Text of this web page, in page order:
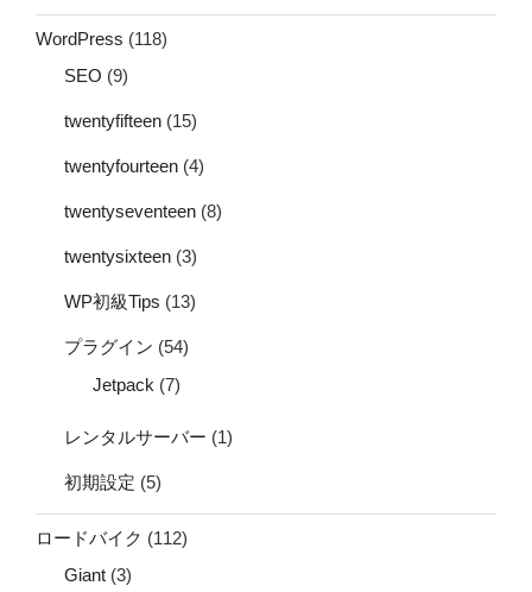
WordPress (118)
SEO (9)
twentyfifteen (15)
twentyfourteen (4)
twentyseventeen (8)
twentysixteen (3)
WP初級Tips (13)
プラグイン (54)
Jetpack (7)
レンタルサーバー (1)
初期設定 (5)
ロードバイク (112)
Giant (3)